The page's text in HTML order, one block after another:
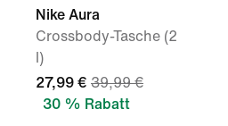
Nike Aura
Crossbody-Tasche (2
l)
27,99 € 39,99 €
30 % Rabatt